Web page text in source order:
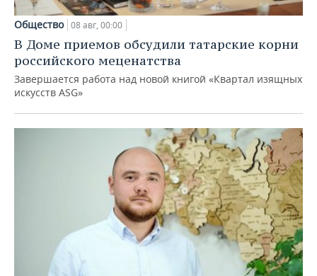
Общество 08 авг, 00:00
В Доме приемов обсудили татарские корни
российского меценатства
Завершается работа над новой книгой «Квартал изящных
искусств ASG»